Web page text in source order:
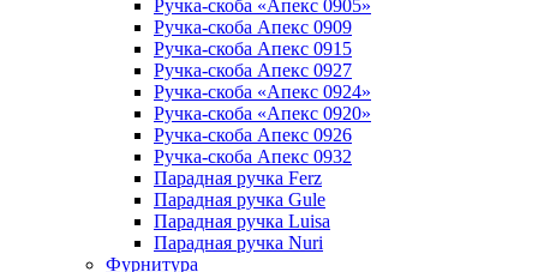
Ручка-скоба «Апекс 0905»
Ручка-скоба Апекс 0909
Ручка-скоба Апекс 0915
Ручка-скоба Апекс 0927
Ручка-скоба «Апекс 0924»
Ручка-скоба «Апекс 0920»
Ручка-скоба Апекс 0926
Ручка-скоба Апекс 0932
Парадная ручка Ferz
Парадная ручка Gule
Парадная ручка Luisa
Парадная ручка Nuri
Фурнитура